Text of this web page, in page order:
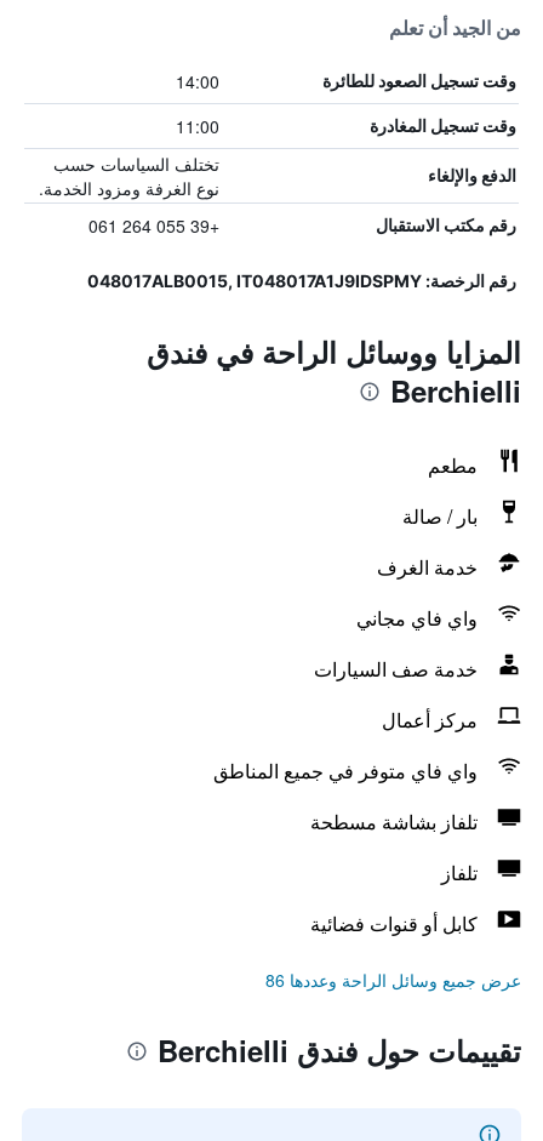
من الجيد أن تعلم
وقت تسجيل الصعود للطائرة 14:00
وقت تسجيل المغادرة 11:00
الدفع والإلغاء
تختلف السياسات حسب
نوع الغرفة ومزود الخدمة.
رقم مكتب الاستقبال +39 055 264 061
رقم الرخصة: 048017ALB0015, IT048017A1J9IDSPMY
المزايا ووسائل الراحة في فندق
Berchielli
مطعم
بار / صالة
خدمة الغرف
واي فاي مجاني
خدمة صف السيارات
مركز أعمال
واي فاي متوفر في جميع المناطق
تلفاز بشاشة مسطحة
تلفاز
كابل أو قنوات فضائية
عرض جميع وسائل الراحة وعددها 86
تقييمات حول فندق Berchielli